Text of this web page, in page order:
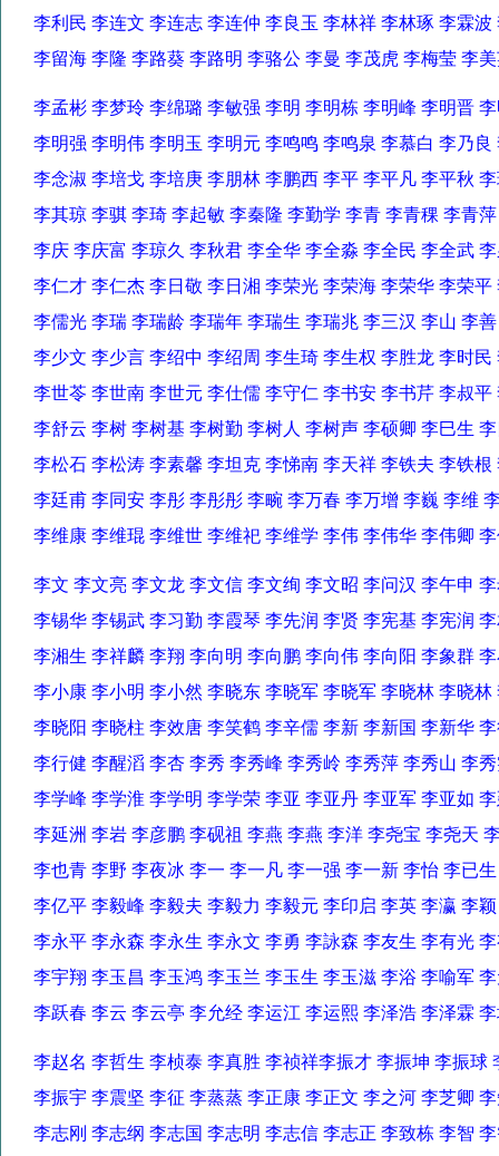
李利民 李连文 李连志 李连仲 李良玉 李林祥 李林琢 李霖
李留海 李隆 李路葵 李路明 李骆公 李曼 李茂虎 李梅莹 李
李孟彬 李梦玲 李绵璐 李敏强 李明 李明栋 李明峰 李明晋
李明强 李明伟 李明玉 李明元 李鸣鸣 李鸣泉 李慕白 李乃
李念淑 李培戈 李培庚 李朋林 李鹏西 李平 李平凡 李平秋
李其琼 李骐 李琦 李起敏 李秦隆 李勤学 李青 李青稞 李青
李庆 李庆富 李琼久 李秋君 李全华 李全淼 李全民 李全武
李仁才 李仁杰 李日敬 李日湘 李荣光 李荣海 李荣华 李荣
李儒光 李瑞 李瑞龄 李瑞年 李瑞生 李瑞兆 李三汉 李山 李
李少文 李少言 李绍中 李绍周 李生琦 李生权 李胜龙 李时
李世苓 李世南 李世元 李仕儒 李守仁 李书安 李书芹 李叔
李舒云 李树 李树基 李树勤 李树人 李树声 李硕卿 李巳生
李松石 李松涛 李素馨 李坦克 李悌南 李天祥 李铁夫 李铁
李廷甫 李同安 李彤 李彤彤 李畹 李万春 李万增 李巍 李维
李维康 李维琨 李维世 李维祀 李维学 李伟 李伟华 李伟卿
李文 李文亮 李文龙 李文信 李文绚 李文昭 李问汉 李午申
李锡华 李锡武 李习勤 李霞琴 李先润 李贤 李宪基 李宪润
李湘生 李祥麟 李翔 李向明 李向鹏 李向伟 李向阳 李象群
李小康 李小明 李小然 李晓东 李晓军 李晓军 李晓林 李晓
李晓阳 李晓柱 李效唐 李笑鹤 李辛儒 李新 李新国 李新华
李行健 李醒滔 李杏 李秀 李秀峰 李秀岭 李秀萍 李秀山 李
李学峰 李学淮 李学明 李学荣 李亚 李亚丹 李亚军 李亚如
李延洲 李岩 李彦鹏 李砚祖 李燕 李燕 李洋 李尧宝 李尧天
李也青 李野 李夜冰 李一 李一凡 李一强 李一新 李怡 李已
李亿平 李毅峰 李毅夫 李毅力 李毅元 李印启 李英 李瀛 李
李永平 李永森 李永生 李永文 李勇 李詠森 李友生 李有光
李宇翔 李玉昌 李玉鸿 李玉兰 李玉生 李玉滋 李浴 李喻军
李跃春 李云 李云亭 李允经 李运江 李运熙 李泽浩 李泽霖
李赵名 李哲生 李桢泰 李真胜 李祯祥李振才 李振坤 李振
李振宇 李震坚 李征 李蒸蒸 李正康 李正文 李之河 李芝卿
李志刚 李志纲 李志国 李志明 李志信 李志正 李致栋 李智